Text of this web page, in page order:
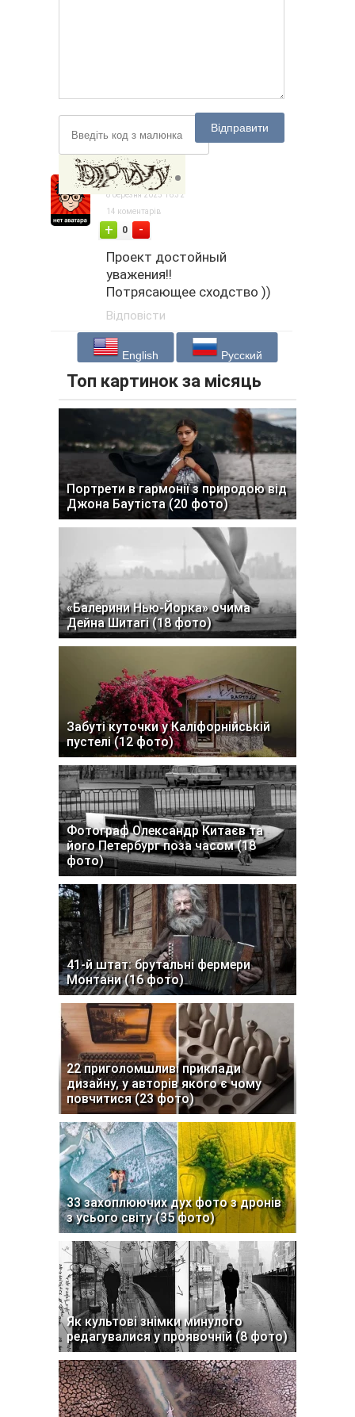
Відправити
OkSanaOz
8 березня 2025 16:32
14 коментарів
+ 0 -
Проект достойный
уважения!!
Потрясающее сходство ))
Відповісти
English Русский
Топ картинок за місяць
Портрети в гармонії з природою від
Джона Баутіста (20 фото)
«Балерини Нью-Йорка» очима
Дейна Шитагі (18 фото)
Забуті куточки у Каліфорнійській
пустелі (12 фото)
Фотограф Олександр Китаєв та
його Петербург поза часом (18
фото)
41-й штат: брутальні фермери
Монтани (16 фото)
22 приголомшливі приклади
дизайну, у авторів якого є чому
повчитися (23 фото)
33 захоплюючих дух фото з дронів
з усього світу (35 фото)
Як культові знімки минулого
редагувалися у проявочній (8 фото)